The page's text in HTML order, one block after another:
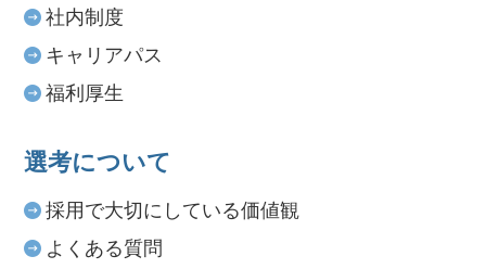
社内制度
キャリアパス
福利厚生
選考について
採用で大切にしている価値観
よくある質問